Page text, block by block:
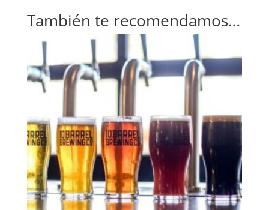
También te recomendamos…